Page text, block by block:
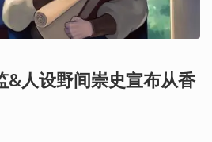
&人设野间崇史宣布从香